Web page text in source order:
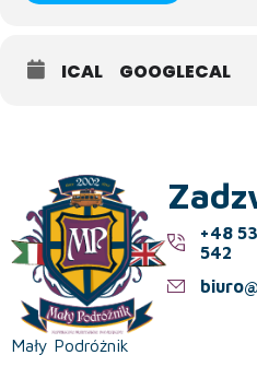
ICAL GOOGLECAL
Mały Podróżnik
+48
542